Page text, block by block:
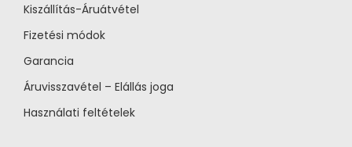
Kiszállítás-Áruátvétel
Fizetési módok
Garancia
Áruvisszavétel – Elállás joga
Használati feltételek